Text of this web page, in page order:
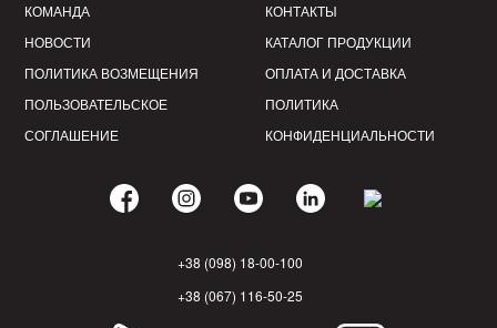
КОМАНДА
НОВОСТИ
ПОЛИТИКА ВОЗМЕЩЕНИЯ
ПОЛЬЗОВАТЕЛЬСКОЕ
СОГЛАШЕНИЕ
КОНТАКТЫ
КАТАЛОГ ПРОДУКЦИИ
ОПЛАТА И ДОСТАВКА
ПОЛИТИКА
КОНФИДЕНЦИАЛЬНОСТИ
+38 (098) 18-00-100
+38 (067) 116-50-25